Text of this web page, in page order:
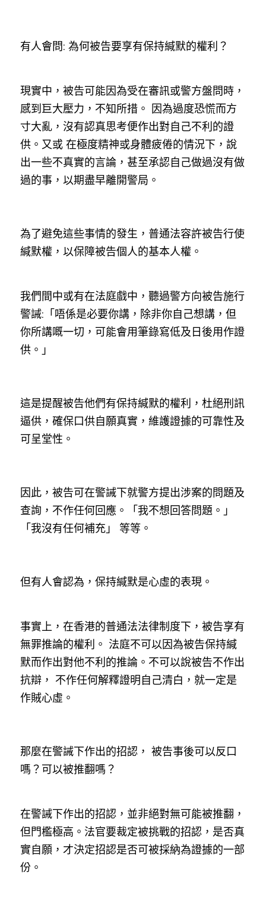
羅浚軒專欄
溫志倫專欄
汪明欣專欄
張美雄專欄
香港科技專上書院｜專欄
有人會問: 為何被告要享有保持緘默的權利？
現實中，被告可能因為受在審訊或警方盤問時，
感到巨大壓力，不知所措。 因為過度恐慌而方
寸大亂，沒有認真思考便作出對自己不利的證
供。又或 在極度精神或身體疲倦的情況下，說
出一些不真實的言論，甚至承認自己做過沒有做
過的事，以期盡早離開警局。
為了避免這些事情的發生，普通法容許被告行使
緘默權，以保障被告個人的基本人權。
我們間中或有在法庭戲中，聽過警方向被告施行
警誡:「唔係是必要你講，除非你自己想講，但
你所講嘅一切，可能會用筆錄寫低及日後用作證
供。」
這是提醒被告他們有保持緘默的權利，杜絕刑訊
逼供，確保口供自願真實，維護證據的可靠性及
可呈堂性。
因此，被告可在警誡下就警方提出涉案的問題及
查詢，不作任何回應。「我不想回答問題。」
「我沒有任何補充」 等等。
但有人會認為，保持緘默是心虛的表現。
事實上，在香港的普通法法律制度下，被告享有
無罪推論的權利。 法庭不可以因為被告保持緘
默而作出對他不利的推論。不可以說被告不作出
抗辯， 不作任何解釋證明自己清白，就一定是
作賊心虛。
那麼在警誡下作出的招認， 被告事後可以反口
嗎？可以被推翻嗎？
在警誡下作出的招認，並非絕對無可能被推翻，
但門檻極高。法官要裁定被挑戰的招認，是否真
實自願，才決定招認是否可被採納為證據的一部
份。